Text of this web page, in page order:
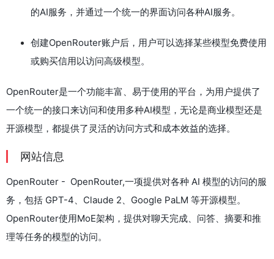
的AI服务，并通过一个统一的界面访问各种AI服务。
创建OpenRouter账户后，用户可以选择某些模型免费使用
或购买信用以访问高级模型。
OpenRouter是一个功能丰富、易于使用的平台，为用户提供了
一个统一的接口来访问和使用多种AI模型，无论是商业模型还是
开源模型，都提供了灵活的访问方式和成本效益的选择。
网站信息
OpenRouter - OpenRouter,一项提供对各种 AI 模型的访问的服
务，包括 GPT-4、Claude 2、Google PaLM 等开源模型。
OpenRouter使用MoE架构，提供对聊天完成、问答、摘要和推
理等任务的模型的访问。